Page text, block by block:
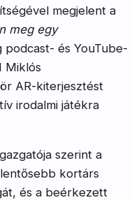
megjelent a
meg egy
és YouTube-
Miklós
AR-kiterjesztést
irodalmi játékra
szerint a
kortárs
és a beérkezett